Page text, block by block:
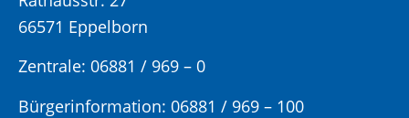
66571 Eppelborn
Zentrale: 06881 / 969 – 0
Bürgerinformation: 06881 / 969 – 100